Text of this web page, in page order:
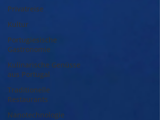
Privatreise
Kultur
Portugiesische
Gastronomie
Kulinarische Genüsse
aus Portugal
Traditionelle
Restaurants
Nanotechnologie